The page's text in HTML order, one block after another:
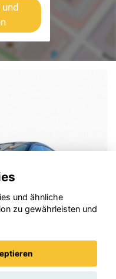
und ähnliche
zu gewährleisten und